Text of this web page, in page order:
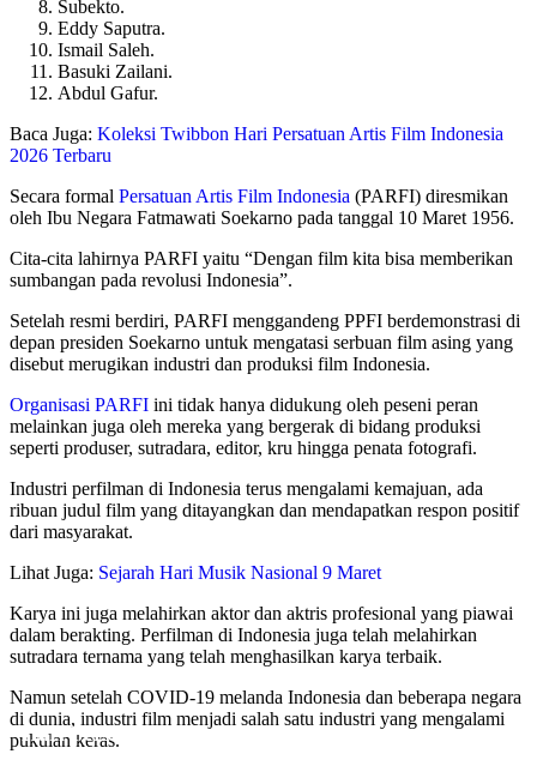
Subekto.
Eddy Saputra.
Ismail Saleh.
Basuki Zailani.
Abdul Gafur.
Baca Juga: Koleksi Twibbon Hari Persatuan Artis Film Indonesia
2026 Terbaru
Secara formal Persatuan Artis Film Indonesia (PARFI) diresmikan
oleh Ibu Negara Fatmawati Soekarno pada tanggal 10 Maret 1956.
Cita-cita lahirnya PARFI yaitu “Dengan film kita bisa memberikan
sumbangan pada revolusi Indonesia”.
Setelah resmi berdiri, PARFI menggandeng PPFI berdemonstrasi di
depan presiden Soekarno untuk mengatasi serbuan film asing yang
disebut merugikan industri dan produksi film Indonesia.
Organisasi PARFI ini tidak hanya didukung oleh peseni peran
melainkan juga oleh mereka yang bergerak di bidang produksi
seperti produser, sutradara, editor, kru hingga penata fotografi.
Industri perfilman di Indonesia terus mengalami kemajuan, ada
ribuan judul film yang ditayangkan dan mendapatkan respon positif
dari masyarakat.
Lihat Juga: Sejarah Hari Musik Nasional 9 Maret
Karya ini juga melahirkan aktor dan aktris profesional yang piawai
dalam berakting. Perfilman di Indonesia juga telah melahirkan
sutradara ternama yang telah menghasilkan karya terbaik.
Namun setelah COVID-19 melanda Indonesia dan beberapa negara
di dunia, industri film menjadi salah satu industri yang mengalami
pukulan keras.
Hari Persatuan Artis Film Indonesia